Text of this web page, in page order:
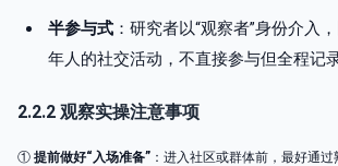
半参与式 ：研究者以“观察者”身份介入
年人的社交活动，不直接参与但全程记录
2.2.2 观察实操注意事项
① 提前做好“入场准备” ：进入社区或群体前，最好通